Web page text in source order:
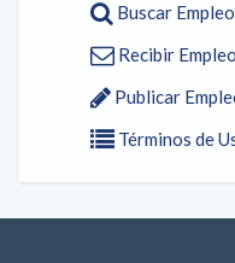
Buscar
Recibir
Publicar
Términos de